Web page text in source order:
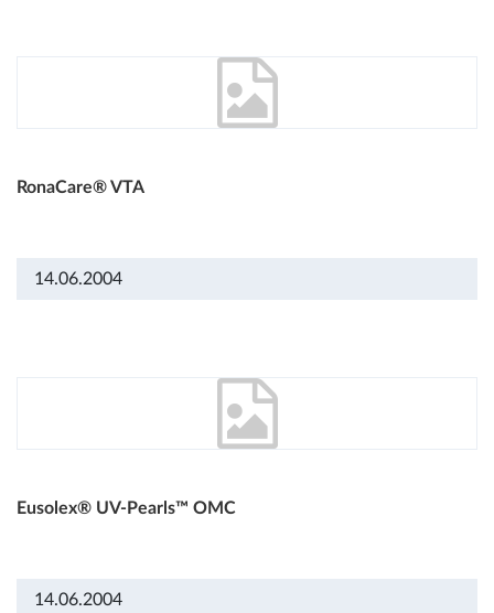
RonaCare® VTA
14.06.2004
Eusolex® UV-Pearls™ OMC
14.06.2004